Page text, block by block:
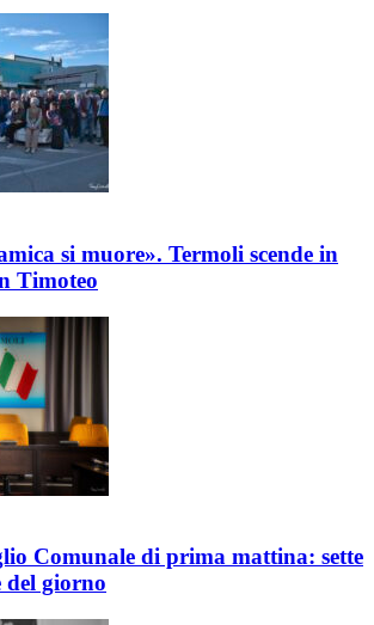
si muore». Termoli scende in
Timoteo
Comunale di prima mattina: sette
del giorno